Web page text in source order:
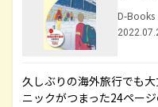
D-Books
久しぶりの海外旅行でも
ニックがつまった24ペー